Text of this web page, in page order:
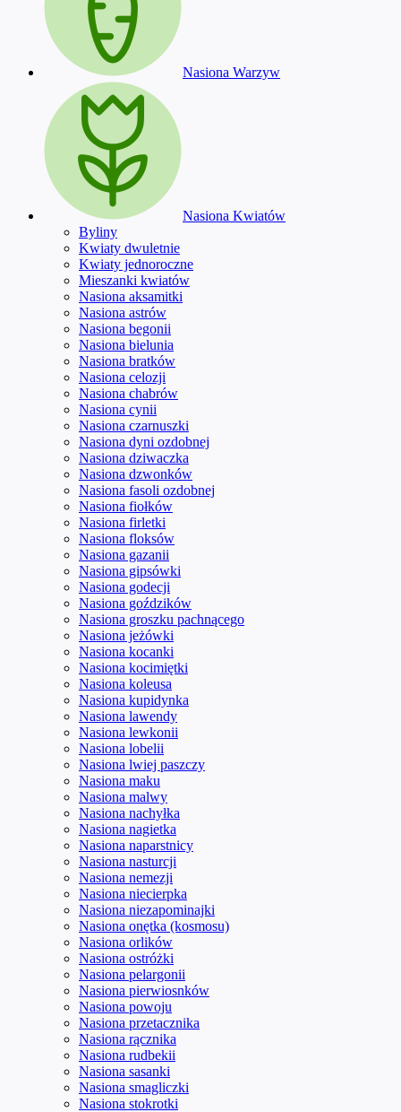
Nasiona Warzyw
Nasiona Kwiatów
Byliny
Kwiaty dwuletnie
Kwiaty jednoroczne
Mieszanki kwiatów
Nasiona aksamitki
Nasiona astrów
Nasiona begonii
Nasiona bielunia
Nasiona bratków
Nasiona celozji
Nasiona chabrów
Nasiona cynii
Nasiona czarnuszki
Nasiona dyni ozdobnej
Nasiona dziwaczka
Nasiona dzwonków
Nasiona fasoli ozdobnej
Nasiona fiołków
Nasiona firletki
Nasiona floksów
Nasiona gazanii
Nasiona gipsówki
Nasiona godecji
Nasiona goździków
Nasiona groszku pachnącego
Nasiona jeżówki
Nasiona kocanki
Nasiona kocimiętki
Nasiona koleusa
Nasiona kupidynka
Nasiona lawendy
Nasiona lewkonii
Nasiona lobelii
Nasiona lwiej paszczy
Nasiona maku
Nasiona malwy
Nasiona nachyłka
Nasiona nagietka
Nasiona naparstnicy
Nasiona nasturcji
Nasiona nemezji
Nasiona niecierpka
Nasiona niezapominajki
Nasiona onętka (kosmosu)
Nasiona orlików
Nasiona ostróżki
Nasiona pelargonii
Nasiona pierwiosnków
Nasiona powoju
Nasiona przetacznika
Nasiona rącznika
Nasiona rudbekii
Nasiona sasanki
Nasiona smagliczki
Nasiona stokrotki